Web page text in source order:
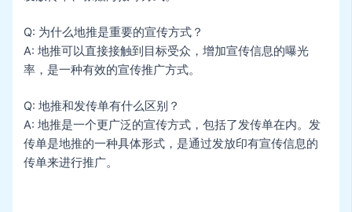
Q: 为什么地推是重要的宣传方式？
A: 地推可以直接接触到目标受众，增加宣传信息的曝光
率，是一种有效的宣传推广方式。
Q: 地推和发传单有什么区别？
A: 地推是一个更广泛的宣传方式，包括了发传单在内。发
传单是地推的一种具体形式，是通过发放印有宣传信息的
传单来进行推广。